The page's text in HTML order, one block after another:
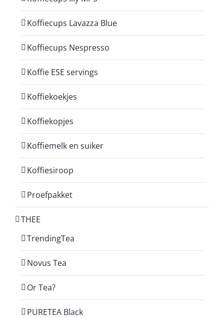
Koffiecups Lavazza Blue
Koffiecups Nespresso
Koffie ESE servings
Koffiekoekjes
Koffiekopjes
Koffiemelk en suiker
Koffiesiroop
Proefpakket
THEE
TrendingTea
Novus Tea
Or Tea?
PURETEA Black